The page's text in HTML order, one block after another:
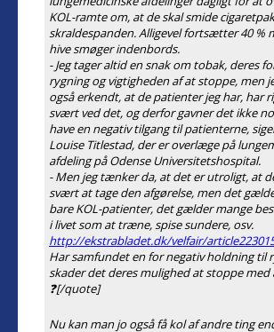
KOL-ramte om, at de skal smide
skraldespanden. Alligevel fortsætter 40 %
hive smøger indenbords.
- Jeg tager altid en snak om tobak, deres
rygning og vigtigheden af at stoppe, men
også erkendt, at de patienter jeg har, har
svært ved det, og derfor gavner det ikke
have en negativ tilgang til patienterne,
Louise Titlestad, der er overlæge på
afdeling på Odense Universitetshospital.
- Men jeg tænker da, at det er utroligt, at
svært at tage den afgørelse, men det
bare KOL-patienter, det gælder mange
i livet som at træne, spise sundere, osv.
http://ekstrabladet.dk/velfair/
Har samfundet en for negativ holdning til
skader det deres mulighed at stoppe med
❓[/quote]
Nu kan man jo også få kol af andre ting